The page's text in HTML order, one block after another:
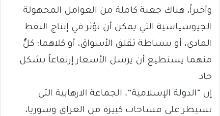
وأخيراً، هناك جعبة كاملة من العوامل المجهولة
الجيوسياسية التي يمكن أن تؤثر في إنتاج النفط
المادي، أو ببساطة تقلق الأسواق، أو كلاهما؛ كلٌّ
منهما يستطيع أن يرسل الأسعار إرتفاعاً بشكل
حاد.
إن “الدولة الإسلامية”، الجماعة الارهابية التي
تسيطر على مساحات كبيرة من العراق وسوريا،